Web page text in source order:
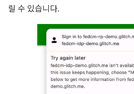
릴 수 있습니다.